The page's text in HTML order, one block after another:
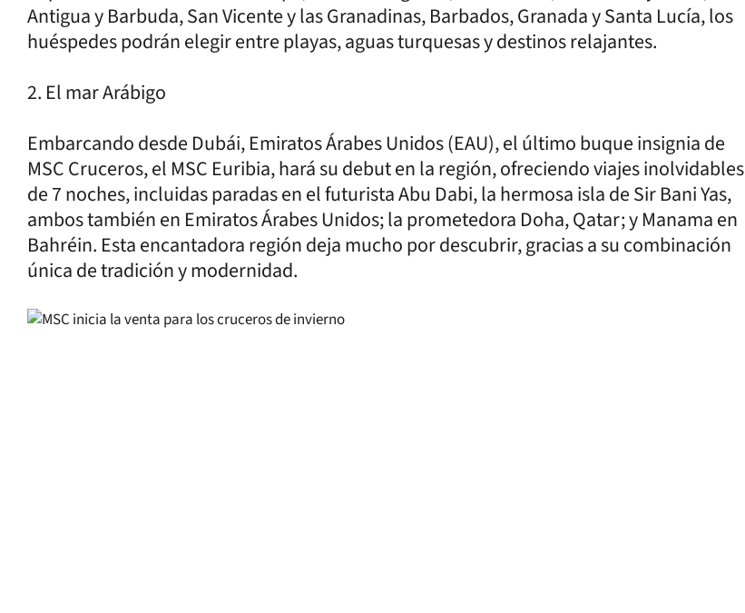
Antigua y Barbuda, San Vicente y las Granadinas, Barbados, Granada y Santa Lucía, los
huéspedes podrán elegir entre playas, aguas turquesas y destinos relajantes.
2. El mar Arábigo
Embarcando desde Dubái, Emiratos Árabes Unidos (EAU), el último buque insignia de
MSC Cruceros, el MSC Euribia, hará su debut en la región, ofreciendo viajes inolvidables
de 7 noches, incluidas paradas en el futurista Abu Dabi, la hermosa isla de Sir Bani Yas,
ambos también en Emiratos Árabes Unidos; la prometedora Doha, Qatar; y Manama en
Bahréin. Esta encantadora región deja mucho por descubrir, gracias a su combinación
única de tradición y modernidad.